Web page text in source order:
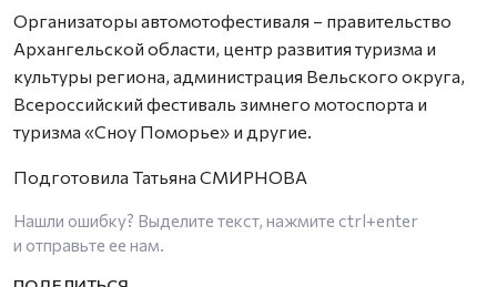
Организаторы автомотофестиваля – правительство
Архангельской области, центр развития туризма и
культуры региона, администрация Вельского округа,
Всероссийский фестиваль зимнего мотоспорта и
туризма «Сноу Поморье» и другие.
Подготовила Татьяна СМИРНОВА
Нашли ошибку? Выделите текст, нажмите ctrl+enter
и отправьте ее нам.